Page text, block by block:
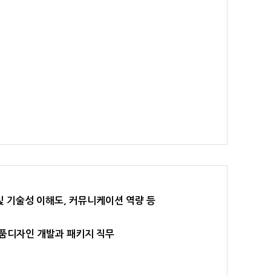
기술성 이해도, 커뮤니케이션 역량 등
디자인 개발과 패키지 직무